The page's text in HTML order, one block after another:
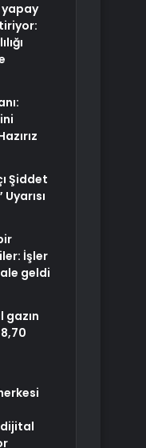
Şiddet
İşler
geldi
gazın